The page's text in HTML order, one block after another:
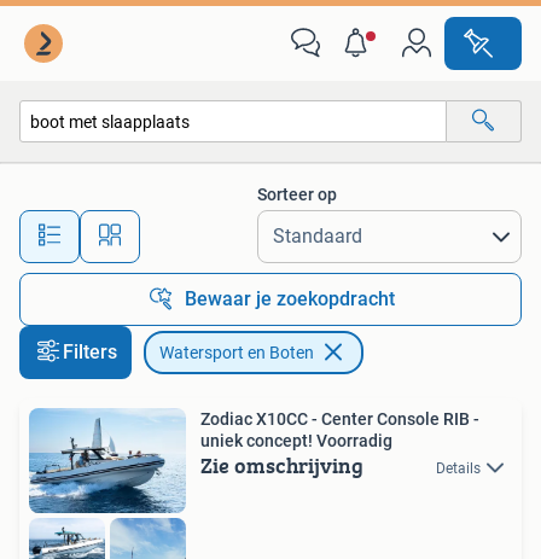
Alle afstanden…
Sorteer op
Bewaar je zoekopdracht
Filters Watersport en Boten
Zodiac X10CC - Center Console RIB -
uniek concept! Voorradig
Zie omschrijving Details